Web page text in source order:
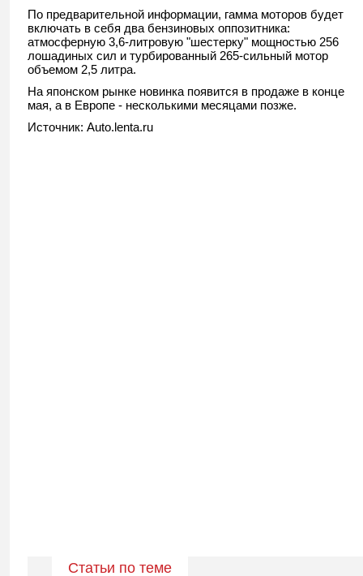
По предварительной информации, гамма моторов будет
включать в себя два бензиновых оппозитника:
атмосферную 3,6-литровую "шестерку" мощностью 256
лошадиных сил и турбированный 265-сильный мотор
объемом 2,5 литра.
На японском рынке новинка появится в продаже в конце
мая, а в Европе - несколькими месяцами позже.
Источник: Auto.lenta.ru
Статьи по теме